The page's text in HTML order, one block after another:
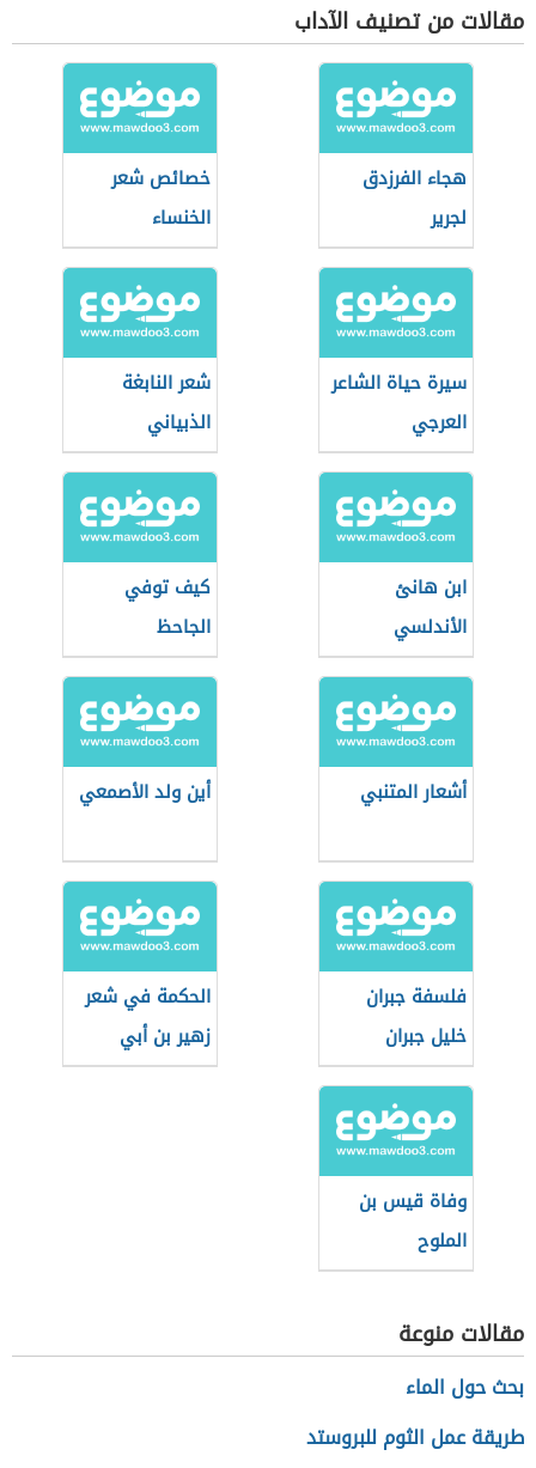
مقالات من تصنيف الآداب
هجاء الفرزدق
لجرير
خصائص شعر
الخنساء
سيرة حياة الشاعر
العرجي
شعر النابغة
الذبياني
ابن هانئ
الأندلسي
كيف توفي
الجاحظ
أشعار المتنبي أين ولد الأصمعي
فلسفة جبران
خليل جبران
الحكمة في شعر
زهير بن أبي
سلمى
وفاة قيس بن
الملوح
مقالات منوعة
بحث حول الماء
طريقة عمل الثوم للبروستد